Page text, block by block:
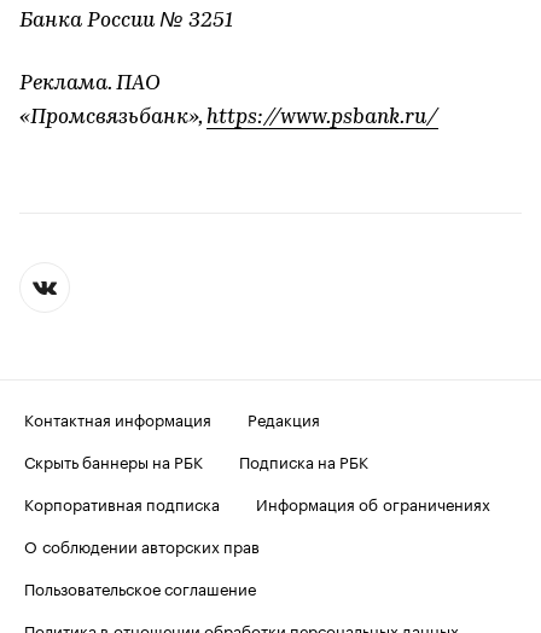
Банка России № 3251
Реклама. ПАО
«Промсвязьбанк», https://www.psbank.ru/
Контактная информация
Редакция
Скрыть баннеры на РБК
Подписка на РБК
Корпоративная подписка
Информация об ограничениях
О соблюдении авторских прав
Пользовательское соглашение